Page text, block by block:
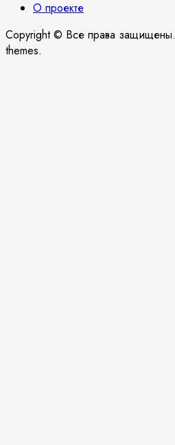
О проекте
Copyright © Все права защищены.
themes.